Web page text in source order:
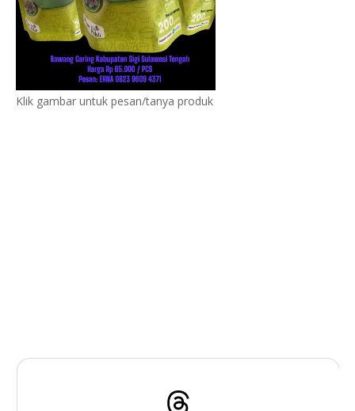
Klik gambar untuk pesan/tanya produk